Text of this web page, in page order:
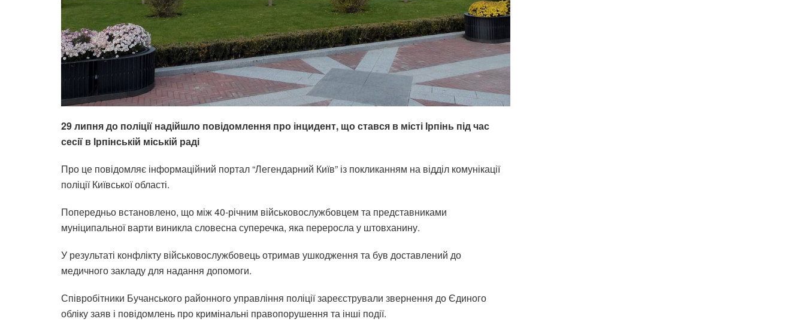
29 липня до поліції надійшло повідомлення про інцидент, що стався в місті Ірпінь під час
сесії в Ірпінській міській раді
Про це повідомляє інформаційний портал “Легендарний Київ” із покликанням на відділ комунікації
поліції Київської області.
Попередньо встановлено, що між 40-річним військовослужбовцем та представниками
муніципальної варти виникла словесна суперечка, яка переросла у штовханину.
У результаті конфлікту військовослужбовець отримав ушкодження та був доставлений до
медичного закладу для надання допомоги.
Співробітники Бучанського районного управління поліції зареєстрували звернення до Єдиного
обліку заяв і повідомлень про кримінальні правопорушення та інші події.